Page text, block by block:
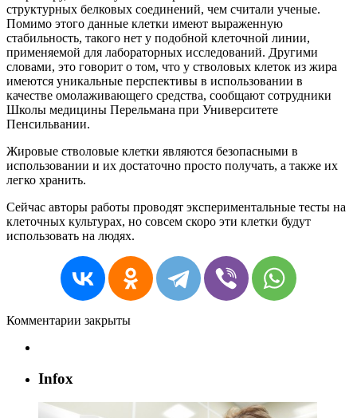
структурных белковых соединений, чем считали ученые.
Помимо этого данные клетки имеют выраженную
стабильность, такого нет у подобной клеточной линии,
применяемой для лабораторных исследований. Другими
словами, это говорит о том, что у стволовых клеток из жира
имеются уникальные перспективы в использовании в
качестве омолаживающего средства, сообщают сотрудники
Школы медицины Перельмана при Университете
Пенсильвании.
Жировые стволовые клетки являются безопасными в
использовании и их достаточно просто получать, а также их
легко хранить.
Сейчас авторы работы проводят экспериментальные тесты на
клеточных культурах, но совсем скоро эти клетки будут
использовать на людях.
Комментарии закрыты
Infox